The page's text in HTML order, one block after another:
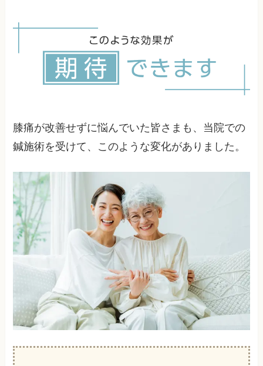
膝痛が改善せずに悩んでいた皆さまも、当院での
鍼施術を受けて、このような変化がありました。